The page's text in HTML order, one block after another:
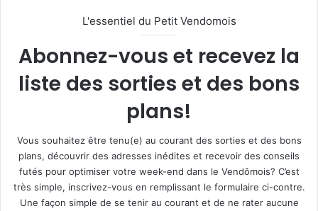
L'essentiel du Petit Vendomois
Abonnez-vous et recevez la
liste des sorties et des bons
plans!
Vous souhaitez être tenu(e) au courant des sorties et des bons
plans, découvrir des adresses inédites et recevoir des conseils
futés pour optimiser votre week-end dans le Vendômois? C’est
très simple, inscrivez-vous en remplissant le formulaire ci-contre.
Une façon simple de se tenir au courant et de ne rater aucune